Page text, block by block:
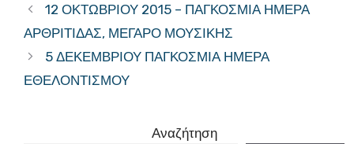
12 ΟΚΤΩΒΡΙΟΥ 2015 – ΠΑΓΚΟΣΜΙΑ ΗΜΕΡΑ
ΑΡΘΡΙΤΙΔΑΣ, ΜΕΓΑΡΟ ΜΟΥΣΙΚΗΣ
5 ΔΕΚΕΜΒΡΙΟΥ ΠΑΓΚΟΣΜΙΑ ΗΜΕΡΑ
ΕΘΕΛΟΝΤΙΣΜΟΥ
Αναζήτηση